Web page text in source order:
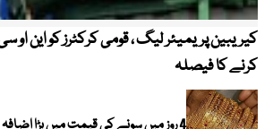
کرنے کا فیصلہ
4 روز میں سونے کی قیمت میں بڑا اضافہ